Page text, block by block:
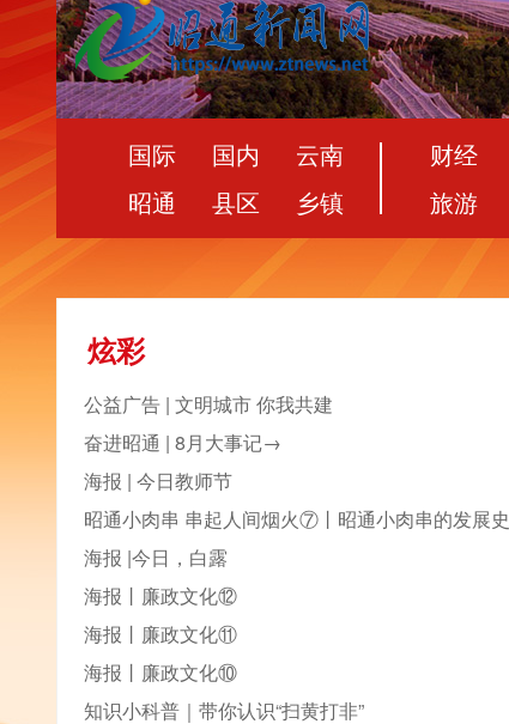
国际 国内
云南
昭通
县区 乡镇
财经
旅游
炫彩
公益广告 | 文明城市 你我共建
奋进昭通 | 8月大事记→
海报 | 今日教师节
昭通小肉串 串起人间烟火⑦丨昭通小肉串的发展史
海报 |今日，白露
海报丨廉政文化⑫
海报丨廉政文化⑪
海报丨廉政文化⑩
知识小科普｜带你认识“扫黄打非”